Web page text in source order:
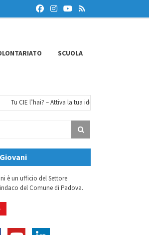
SCUOLA
CIE l’hai? – Attiva la tua identità digitale
è un ufficio del Settore
del Comune di Padova.